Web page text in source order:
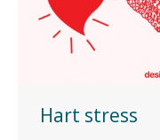
Hart stress